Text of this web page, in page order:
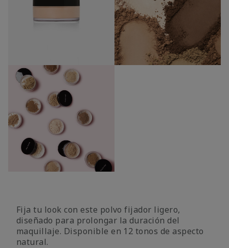
Fija tu look con este polvo fijador ligero,
diseñado para prolongar la duración del
maquillaje. Disponible en 12 tonos de aspecto
natural.